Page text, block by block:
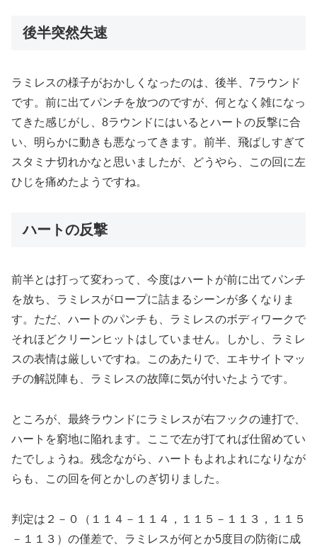
後半突然失速
ラミレスの様子がおかしくなったのは、後半、7ラウンド
です。前に出てパンチを放つのですが、何となく雑になっ
てきた感じがし、8ラウンドにはいるとハートの反撃に合
い、明らかに動きも悪なってきます。前半、飛ばしすぎて
スタミナ切れかなと思いましたが、どうやら、この回に左
ひじを痛めたようですね。
ハートの反撃
前半とは打って変わって、今度はハートが前に出てパンチ
を放ち、ラミレスがロープに詰まるシーンが多くなりま
す。ただ、ハートのパンチも、ラミレスのボディワークで
それほどクリーンヒットはしていません。しかし、ラミレ
スの表情は厳しいですね。このあたりで、エキサイトマッ
チの解説陣も、ラミレスの故障に気が付いたようです。
ところが、最終ラウンドにラミレスが右フックの連打で、
ハートを窮地に陥れます。ここで左が打てれば仕留めてい
たでしょうね。残念ながら、ハートもよれよれになりなが
らも、この回を何とかしのぎ切りました。
判定は２－０（１１４－１１４，１１５－１１３，１１５
－１１３）の僅差で、ラミレスが何とか5度目の防衛に成